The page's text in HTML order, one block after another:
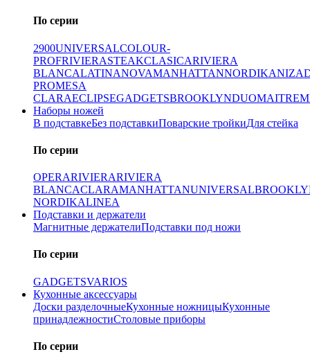
По серии
2900UNIVERSALCOLOUR-
PROFRIVIERASTEAKCLASICARIVIERA
BLANCALATINANOVAMANHATTANNORDIKANIZA
PROMESA
CLARAECLIPSEGADGETSBROOKLYNDUOMAITRE
Наборы ножей
В подставкеБез подставкиПоварские тройкиДля стейка
По серии
OPERARIVIERARIVIERA
BLANCACLARAMANHATTANUNIVERSAL
NORDIKALINEA
Подставки и держатели
Магнитные держателиПодставки под ножи
По серии
GADGETSVARIOS
Кухонные аксессуары
Доски разделочныеКухонные ножницыКухонные
принадлежностиСтоловые приборы
По серии